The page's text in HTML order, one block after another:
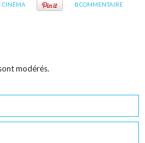
CINÉMA 0COMMENTAIRE
modérés.